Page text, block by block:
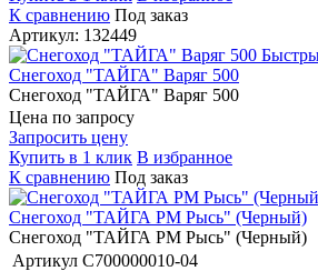
К сравнению Под заказ
Артикул: 132449
Снегоход "ТАЙГА" Варяг 500
Снегоход "ТАЙГА" Варяг 500
Цена по запросу
Запросить цену
Купить в 1 клик В избранное
К сравнению Под заказ
Снегоход "ТАЙГА РМ Рысь" (Черный)
Снегоход "ТАЙГА РМ Рысь" (Черный)
Артикул С700000010-04